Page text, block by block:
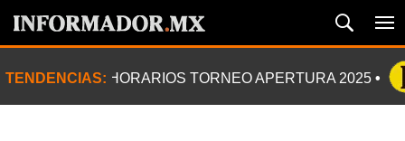
TENDENCIAS: HORARIOS TORNEO APERTURA 2025